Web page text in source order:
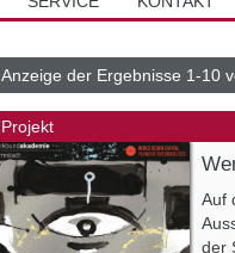
Anzeige der Ergebnisse 1-10
Projekt
Auf
der